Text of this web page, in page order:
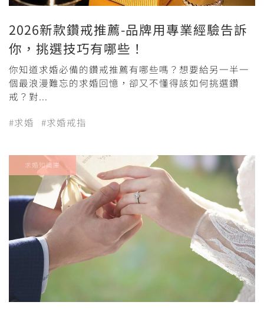
2026新款鑽戒推薦-品牌用專業經驗告訴
你，挑選技巧有哪些！
你知道求婚必備的鑽戒推薦有哪些嗎？想要給另一半一
個最浪漫難忘的求婚回憶，卻又不懂得該如何挑選鑽
戒？對...
#求婚
#求婚戒指
求婚知識庫